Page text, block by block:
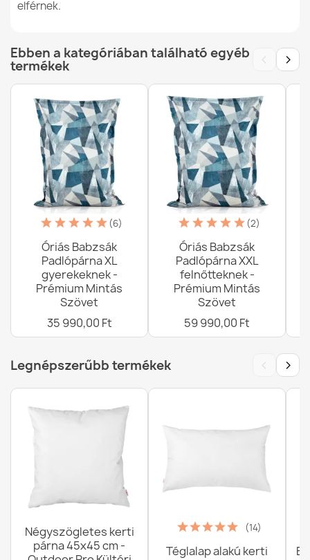
Óriás Babzsák Padlópárna XL gyerekeknek - Bouclé
Óriás Babzsák Padlópárna XXL felnőtteknek -
Strukturált Bársony Dot
55 990,00 Ft
elférnek.
Ebben a kategóriában található egyéb
termékek ‹ ›
(6)
Óriás Babzsák
Padlópárna XL
gyerekeknek -
Prémium Mintás
Szövet
35 990,00 Ft
(2)
Óriás Babzsák
Padlópárna XXL
felnőtteknek -
Prémium Mintás
Szövet
59 990,00 Ft
Legnépszerűbb termékek ‹ ›
Négyszögletes kerti
párna 45x45 cm -
(14)
Téglalap alakú kerti